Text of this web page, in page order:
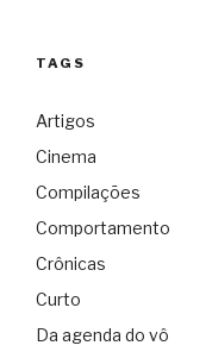
TAGS
Artigos
Cinema
Compilações
Comportamento
Crônicas
Curto
Da agenda do vô